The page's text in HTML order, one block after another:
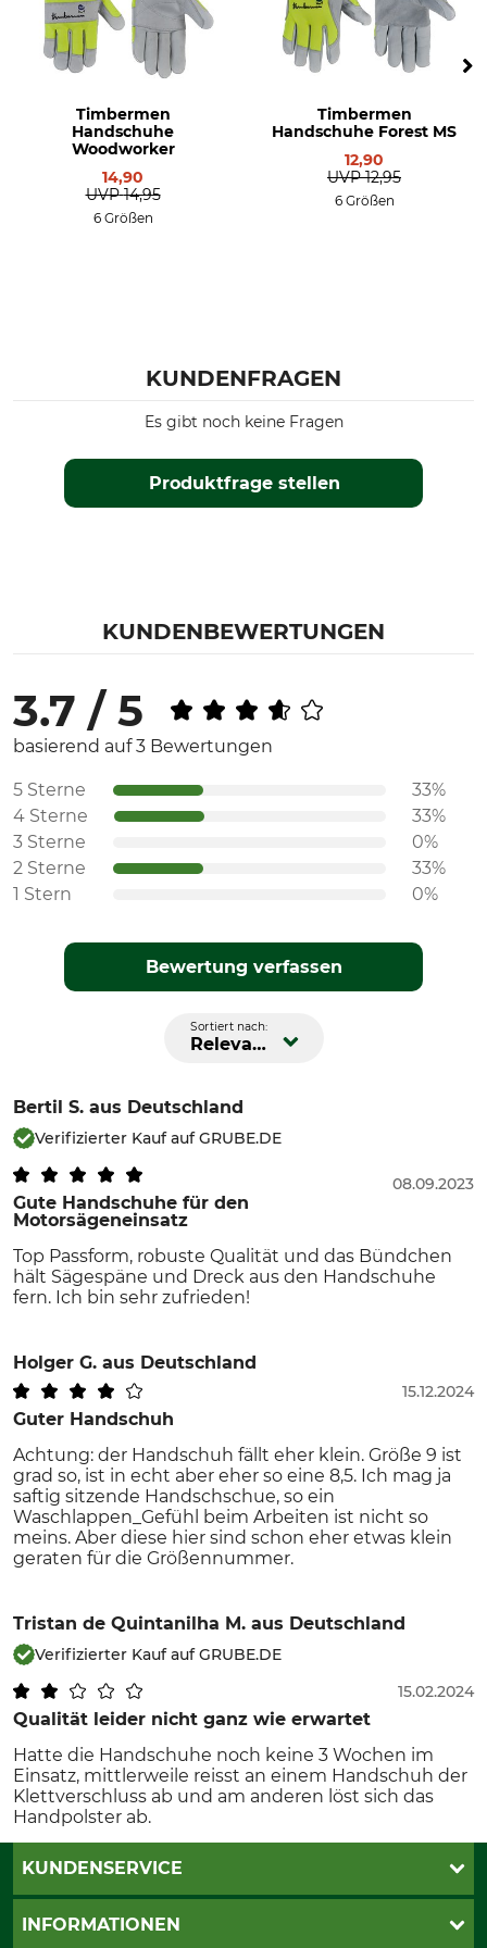
Timbermen
Handschuhe
Woodworker
14,90
UVP 14,95
6 Größen
Timbermen
Handschuhe Forest MS
12,90
UVP 12,95
6 Größen
KUNDENFRAGEN
Produktfrage stellen
Es gibt noch keine Fragen
KUNDENBEWERTUNGEN
3.7 / 5
basierend auf 3 Bewertungen
5 Sterne
33%
4 Sterne
33%
3 Sterne
0%
2 Sterne
33%
1 Stern
0%
Bewertung verfassen
Sortiert nach:
Relevanz
Bertil S. aus Deutschland
Verifizierter Kauf auf GRUBE.DE
Gute Handschuhe für den
Motorsägeneinsatz
08.09.2023
Top Passform, robuste Qualität und das Bündchen
hält Sägespäne und Dreck aus den Handschuhe
fern. Ich bin sehr zufrieden!
Holger G. aus Deutschland
Guter Handschuh
15.12.2024
Achtung: der Handschuh fällt eher klein. Größe 9 ist
grad so, ist in echt aber eher so eine 8,5. Ich mag ja
saftig sitzende Handschschue, so ein
Waschlappen_Gefühl beim Arbeiten ist nicht so
meins. Aber diese hier sind schon eher etwas klein
geraten für die Größennummer.
Tristan de Quintanilha M. aus Deutschland
Verifizierter Kauf auf GRUBE.DE
Qualität leider nicht ganz wie erwartet
15.02.2024
Hatte die Handschuhe noch keine 3 Wochen im
Einsatz, mittlerweile reisst an einem Handschuh der
Klettverschluss ab und am anderen löst sich das
Handpolster ab.
KUNDENSERVICE
Katalogbestellung
INFORMATIONEN